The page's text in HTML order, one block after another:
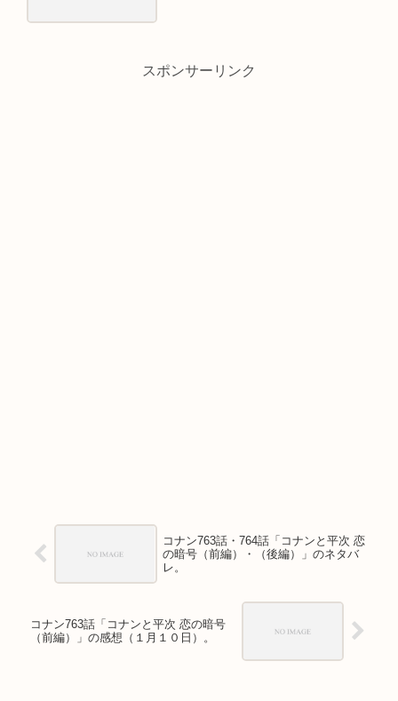
スポンサーリンク
コナン763話・764話「コナンと平次 恋
の暗号（前編）・（後編）」のネタバ
レ。
コナン763話「コナンと平次 恋の暗号
（前編）」の感想（１月１０日）。